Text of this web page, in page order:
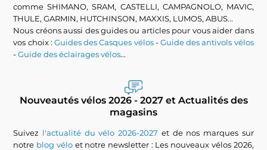
comme SHIMANO, SRAM, CASTELLI, CAMPAGNOLO, MAVIC,
THULE, GARMIN, HUTCHINSON, MAXXIS, LUMOS, ABUS...
Nous créons aussi des guides ou articles pour vous aider dans
vos choix :Guides des Casques vélos-Guide des antivols vélos
-Guide des éclairages vélos...
Nouveautés vélos 2026 - 2027 et Actualités des
magasins
Suivez l'actualité du vélo 2026-2027 et de nos marques sur
notre blog véloet notre newsletter : Les nouveaux vélos 2026,